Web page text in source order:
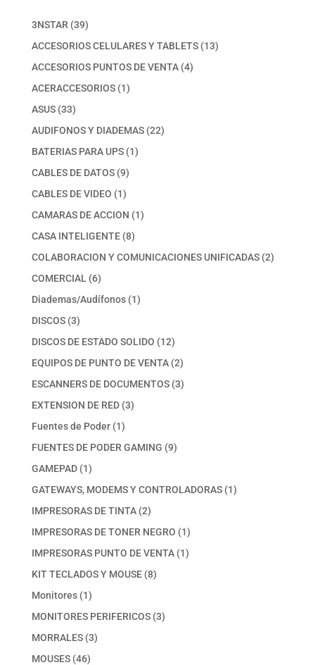
3NSTAR 3939
productos
ACCESORIOS CELULARES Y TABLETS 1313
ACCESORIOS PUNTOS DE VENTA 44
ACERACCESORIOS 11
ASUS 3333
productos
AUDIFONOS Y DIADEMAS 2222
BATERIAS PARA UPS 11
CABLES DE DATOS 99
productos
CABLES DE VIDEO 11
producto
CAMARAS DE ACCION 11
CASA INTELIGENTE 88
productos
COLABORACION Y COMUNICACIONES UNIFICADAS 22
COMERCIAL 66
productos
Diademas/Audífonos 11
DISCOS 33
productos
DISCOS DE ESTADO SOLIDO 1212
productos
EQUIPOS DE PUNTO DE VENTA 22
productos
ESCANNERS DE DOCUMENTOS 33
EXTENSION DE RED 33
Fuentes de Poder 11
producto
FUENTES DE PODER GAMING 99
GAMEPAD 11
producto
GATEWAYS, MODEMS Y CONTROLADORAS 11
IMPRESORAS DE TINTA 22
productos
IMPRESORAS DE TONER NEGRO 11
producto
IMPRESORAS PUNTO DE VENTA 11
KIT TECLADOS Y MOUSE 88
Monitores 11
producto
MONITORES PERIFERICOS 33
MORRALES 33
MOUSES 4646